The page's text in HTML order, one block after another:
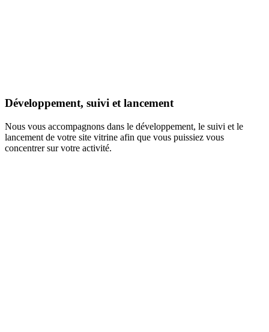
Développement, suivi et lancement
Nous vous accompagnons dans le développement, le suivi et le
lancement de votre site vitrine afin que vous puissiez vous
concentrer sur votre activité.